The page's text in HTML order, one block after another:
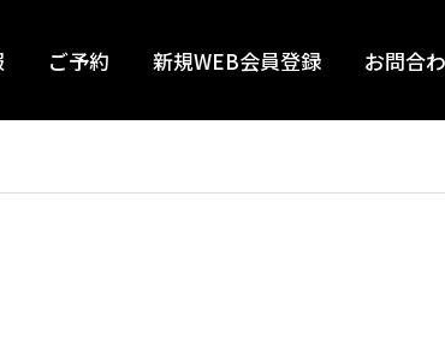
ご予約 新規WEB会員登録 お問合